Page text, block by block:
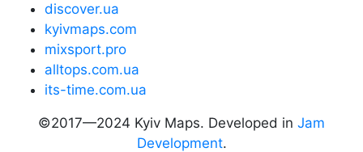
discover.ua
kyivmaps.com
mixsport.pro
alltops.com.ua
its-time.com.ua
©2017—2024 Kyiv Maps. Developed in Jam
Development.